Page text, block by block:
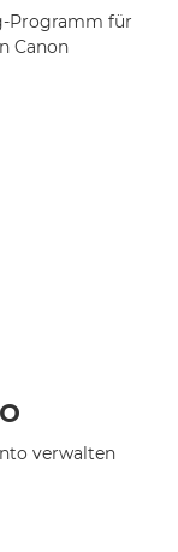
Programm für
Canon
verwalten